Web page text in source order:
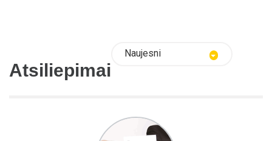
Atsiliepimai
Naujesni